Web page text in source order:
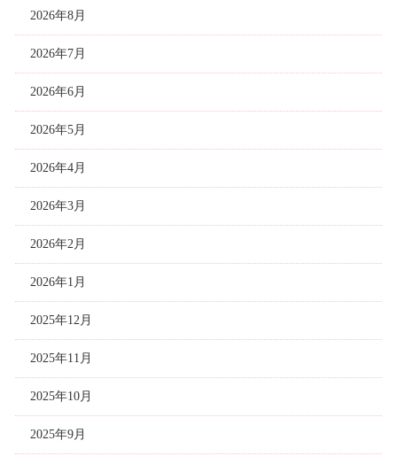
2026年8月
2026年7月
2026年6月
2026年5月
2026年4月
2026年3月
2026年2月
2026年1月
2025年12月
2025年11月
2025年10月
2025年9月